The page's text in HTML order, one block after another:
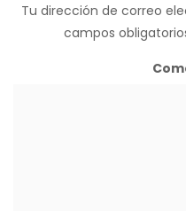
Tu dirección de correo
campos